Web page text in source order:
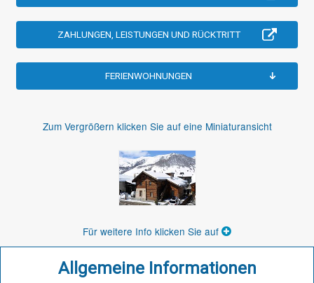
ZAHLUNGEN, LEISTUNGEN UND RÜCKTRITT
FERIENWOHNUNGEN
Zum Vergrößern klicken Sie auf eine Miniaturansicht
Für weitere Info klicken Sie auf
Allgemeine Informationen